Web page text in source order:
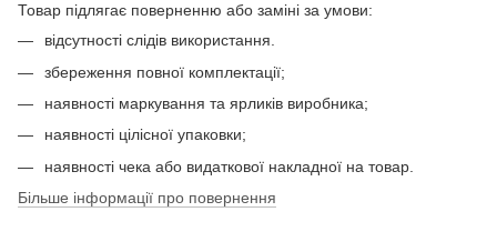
Товар підлягає поверненню або заміні за умови:
відсутності слідів використання.
збереження повної комплектації;
наявності маркування та ярликів виробника;
наявності цілісної упаковки;
наявності чека або видаткової накладної на товар.
Більше інформації про повернення